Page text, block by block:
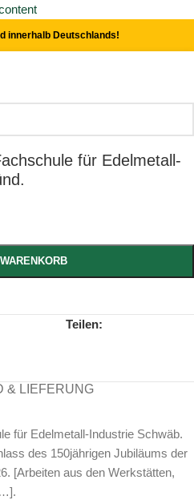
innerhalb Deutschlands!
für Edelmetall-
WARENKORB
Teilen:
& LIEFERUNG
für Edelmetall-Industrie Schwäb.
des 150jährigen Jubiläums der
[Arbeiten aus den Werkstätten,